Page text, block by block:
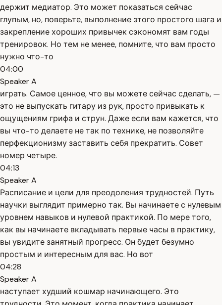
держит медиатор. Это может показаться сейчас
глупым, но, поверьте, выполнение этого простого шага и
закрепление хороших привычек сэкономят вам годы
тренировок. Но тем не менее, помните, что вам просто
нужно что-то
04:00
Speaker A
играть. Самое ценное, что вы можете сейчас сделать, —
это не выпускать гитару из рук, просто привыкать к
ощущениям грифа и струн. Даже если вам кажется, что
вы что-то делаете не так по технике, не позволяйте
перфекционизму заставить себя прекратить. Совет
номер четыре.
04:13
Speaker A
Расписание и цели для преодоления трудностей. Путь
научки выглядит примерно так. Вы начинаете с нулевым
уровнем навыков и нулевой практикой. По мере того,
как вы начинаете вкладывать первые часы в практику,
вы увидите занятный прогресс. Он будет безумно
простым и интересным для вас. Но вот
04:28
Speaker A
наступает худший кошмар начинающего. Это